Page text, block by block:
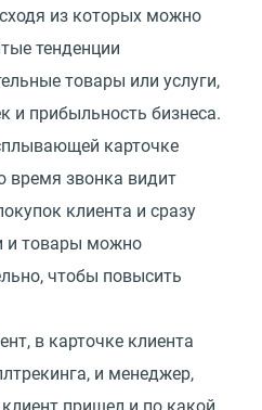
из которых можно
тенденции
товары или услуги,
и прибыльность бизнеса.
карточке
время звонка видит
клиента и сразу
и товары можно
чтобы повысить
в карточке клиента
и менеджер,